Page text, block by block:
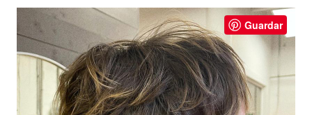
Guardar